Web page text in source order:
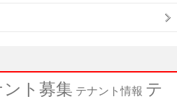
ント募集 テナント情報 テ